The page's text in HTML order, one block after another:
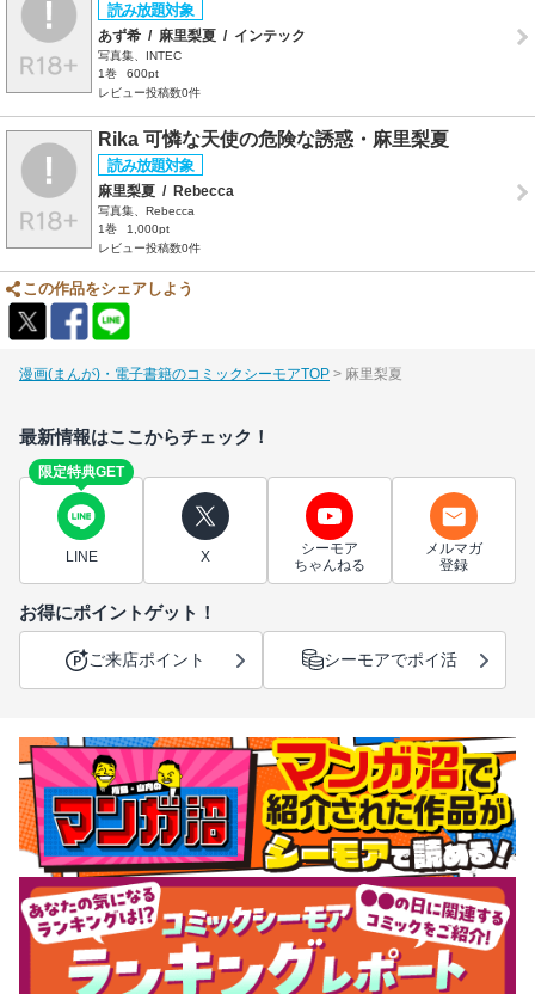
あず希 / 麻里梨夏 / インテック
写真集、INTEC
1巻
600pt
レビュー投稿数0件
Rika 可憐な天使の危険な誘惑・麻里梨夏
麻里梨夏 / Rebecca
写真集、Rebecca
1巻
1,000pt
レビュー投稿数0件
この作品をシェアしよう
漫画(まんが)・電子書籍のコミックシーモアTOP 麻里梨夏
最新情報はここからチェック！
限定特典GET
LINE X
シーモア
ちゃんねる
メルマガ
登録
お得にポイントゲット！
ご来店ポイント シーモアでポイ活